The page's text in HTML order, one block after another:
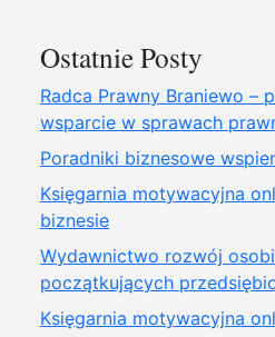
Ostatnie Posty
Radca Prawny Braniewo –
wsparcie w sprawach
Poradniki biznesowe
Księgarnia motywacyjna
biznesie
Wydawnictwo rozwój
początkujących
Księgarnia motywacyjna